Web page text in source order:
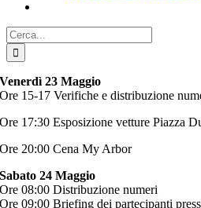
Cerca
per:
Venerdì 23 Maggio
Ore 15-17 Verifiche e distribuzione
Ore 17:30 Esposizione vetture Piazza
Ore 20:00 Cena My Arbor
Sabato 24 Maggio
Ore 08:00 Distribuzione numeri
Ore 09:00 Briefing dei partecipanti